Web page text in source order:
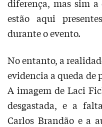
diferença, mas sim a
estão aqui
durante o evento.
No entanto, a
evidencia a queda de
A imagem de Laci
desgastada, e a
Carlos Brandão e a